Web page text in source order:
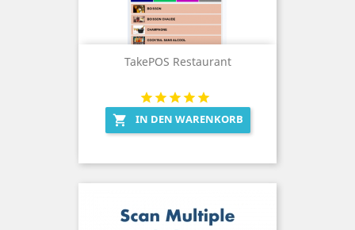
TakePOS Restaurant
 IN DEN WARENKORB